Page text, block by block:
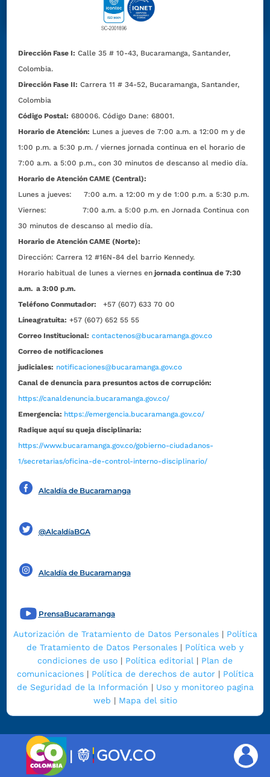
Dirección Fase I: Calle 35 # 10-43, Bucaramanga, Santander,
Colombia.
Dirección Fase II: Carrera 11 # 34-52, Bucaramanga, Santander,
Colombia
Código Postal: 680006. Código Dane: 68001.
Horario de Atención: Lunes a jueves de 7:00 a.m. a 12:00 m y de
1:00 p.m. a 5:30 p.m. / viernes jornada continua en el horario de
7:00 a.m. a 5:00 p.m., con 30 minutos de descanso al medio día.
Horario de Atención CAME (Central):
Lunes a jueves: 7:00 a.m. a 12:00 m y de 1:00 p.m. a 5:30 p.m.
Viernes: 7:00 a.m. a 5:00 p.m. en Jornada Continua con
30 minutos de descanso al medio día.
Horario de Atención CAME (Norte):
Dirección:Carrera 12 #16N-84 del barrio Kennedy.
Horario habitual de lunes a viernes en jornada continua de 7:30
a.m. a 3:00 p.m.
Teléfono Conmutador:
+57 (607) 633 70 00
Líneagratuita: +57 (607) 652 55 55
Correo Institucional: contactenos@bucaramanga.gov.co
Correo de notificaciones
judiciales: notificaciones@bucaramanga.gov.co
Canal de denuncia para presuntos actos de corrupción:
https://canaldenuncia.bucaramanga.gov.co/
Emergencia: https://emergencia.bucaramanga.gov.co/
Radique aquí su queja disciplinaria:
https://www.bucaramanga.gov.co/gobierno-ciudadanos-
1/secretarias/oficina-de-control-interno-disciplinario/
Alcaldía de Bucaramanga
@AlcaldíaBGA
Alcaldía de Bucaramanga
PrensaBucaramanga
Autorización de Tratamiento de Datos Personales| Política
de Tratamiento de Datos Personales | Política web y
condiciones de uso | Política editorial | Plan de
comunicaciones| Política de derechos de autor| Política
de Seguridad de la Información | Uso y monitoreo pagina
web | Mapa del sitio
|